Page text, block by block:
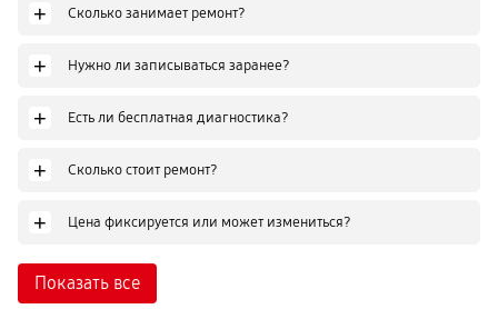
+ Сколько занимает ремонт?
+ Нужно ли записываться заранее?
+ Есть ли бесплатная диагностика?
+ Сколько стоит ремонт?
+ Цена фиксируется или может измениться?
Показать все